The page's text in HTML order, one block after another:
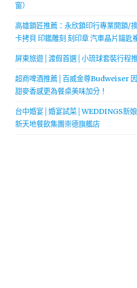
窗）
高雄鎖匠推薦：永欣鎖印行專業開鎖/
卡拷貝 印鑑雕刻 刻印章 汽車晶片鑰匙
屏東旅遊│渡假首選│小琉球套裝行程
超商啤酒推薦│百威金尊Budweiser
甜麥香感更為餐桌美味加分！
台中婚宴│婚宴試菜│WEDDINGS新
新天地餐飲集團崇德旗艦店